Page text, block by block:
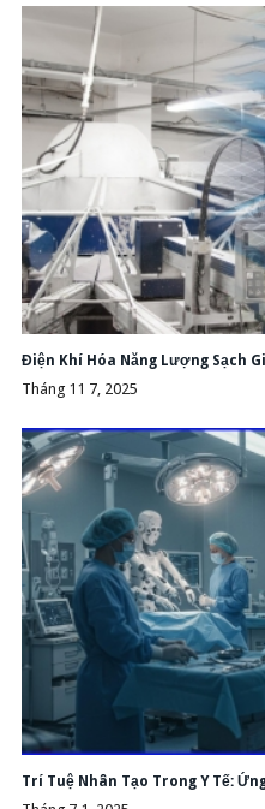
Điện Khí Hóa Năng Lượng Sạch
Tháng 11 7, 2025
Trí Tuệ Nhân Tạo Trong Y Tế: